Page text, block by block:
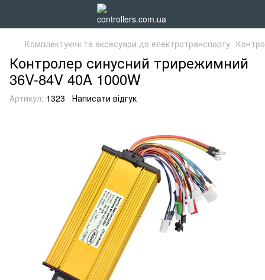
Комплектуючі та аксесуари до електротранспорту
Контролер синусний трирежимний
36V-84V 40A 1000W
Артикул: 1323 Написати відгук